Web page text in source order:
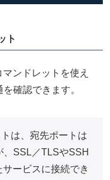
ト
ンドレットを使え
確認できます。
は、宛先ポートは
SSL／TLSやSSH
ービスに接続でき